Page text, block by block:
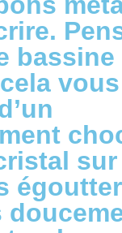
bassine
vous
sur